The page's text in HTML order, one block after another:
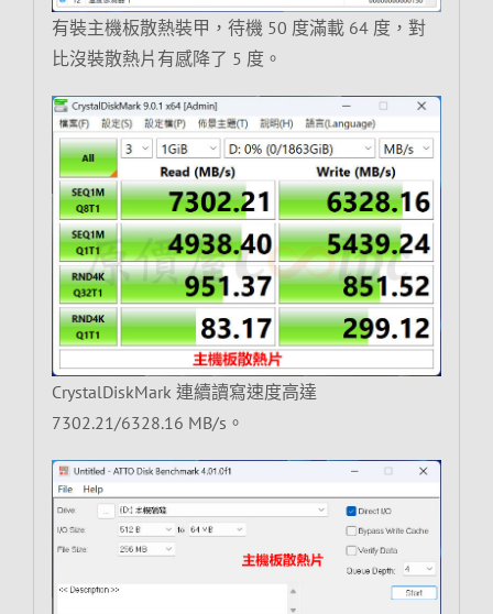
有裝主機板散熱裝甲，待機 50 度滿載 64 度，對
比沒裝散熱片有感降了 5 度。
CrystalDiskMark 連續讀寫速度高達
7302.21/6328.16 MB/s。